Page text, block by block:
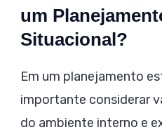
um
Situacional?
Em um planejamento
importante considerar
do ambiente interno e